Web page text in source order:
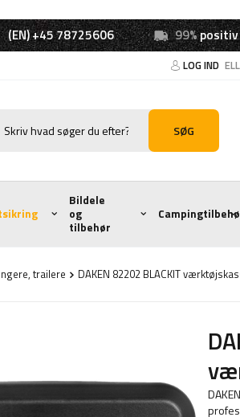
(EN) +45 78725606 99%positiv
LOG IND
SØG
Bildele
og
tilbehør
trailere DAKEN 82202 BLACKIT